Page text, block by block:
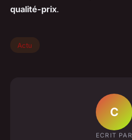
qualité-prix.
Actu
C
ECRIT PAR